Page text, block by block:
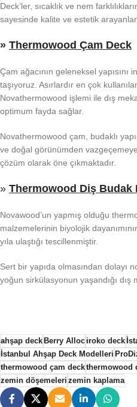
Deck’ler, sıcaklık ve nem
sayesinde kalite ve estetik
» Thermowood Çam Deck
Çam ağacının geleneksel yapısını
taşıyoruz. Asırlardır en çok
Novathermowood işlemi ile dış
optimum fayda sağlar.
Novathermowood çam, budaklı
ve doğal görünümden
çözüm olarak öne çıkmaktadır.
» Thermowood Diş Budak
Novawood’un yapmış olduğu
malzemelerinin biyolojik
yıla ulaştığı tescillenmiştir.
Sert bir yapıda olmasından dolayı
yoğun sirkülasyonun yaşandığı
ahşap deckBerry Allociroko deck
İstanbul Ahşap Deck Modelleri
thermowood çam deckthermowood
zemin döşemeleri zemin kaplama